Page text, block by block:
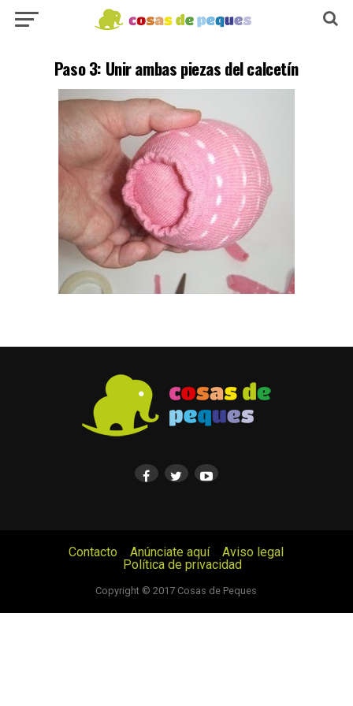
Paso 3: Unir ambas piezas del calcetín
Contacto Anúnciate aquí
Aviso legal
Política de privacidad
Copyright © 2017 Cosas de Peques